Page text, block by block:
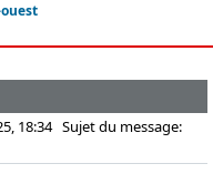
18:34Sujet du message: